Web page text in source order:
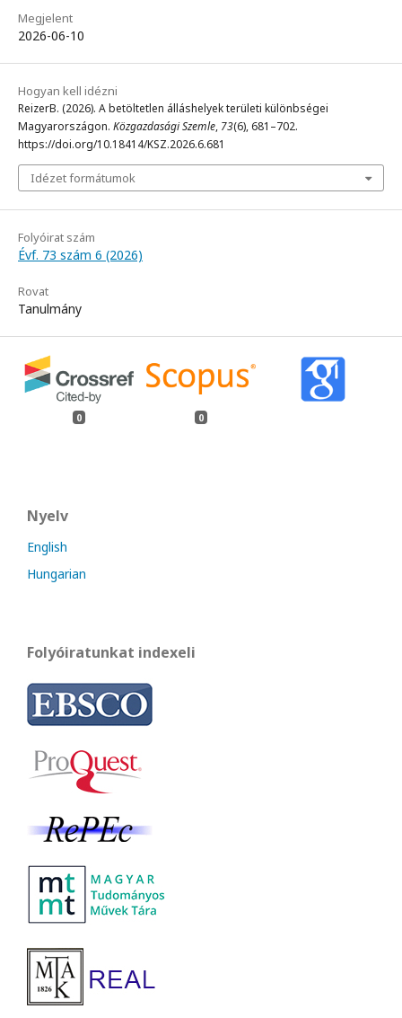
Megjelent
2026-06-10
Hogyan kell idézni
ReizerB. (2026). A betöltetlen álláshelyek területi különbségei
Magyarországon. Közgazdasági Szemle, 73(6), 681–702.
https://doi.org/10.18414/KSZ.2026.6.681
Idézet formátumok
Folyóirat szám
Évf. 73 szám 6 (2026)
Rovat
Tanulmány
0 0
Nyelv
English
Hungarian
Folyóiratunkat indexeli